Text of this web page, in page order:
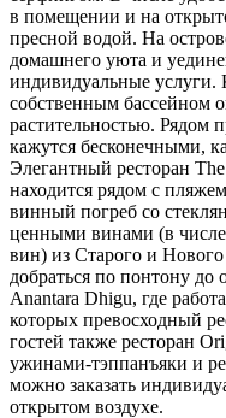
в помещении и на
пресной водой. На
домашнего уюта и
индивидуальные
собственным бассейном
растительностью. Рядом
кажутся бесконечными,
Элегантный ресторан
находится рядом с
винный погреб со
ценными винами (в
вин) из Старого и
добраться по понтону до
Anantara Dhigu, где
которых превосходный
гостей также ресторан
ужинами-тэппанъяки и
можно заказать
открытом воздухе.